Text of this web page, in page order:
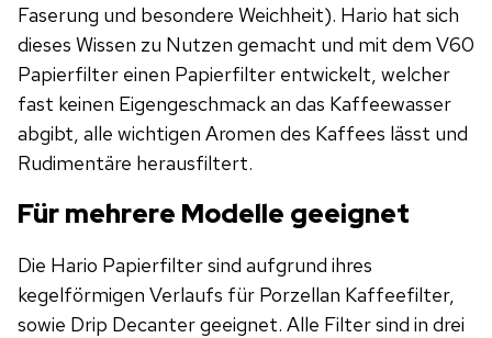
Faserung und besondere Weichheit). Hario hat sich
dieses Wissen zu Nutzen gemacht und mit dem V60
Papierfilter einen Papierfilter entwickelt, welcher
fast keinen Eigengeschmack an das Kaffeewasser
abgibt, alle wichtigen Aromen des Kaffees lässt und
Rudimentäre herausfiltert.
Für mehrere Modelle geeignet
Die Hario Papierfilter sind aufgrund ihres
kegelförmigen Verlaufs für Porzellan Kaffeefilter,
sowie Drip Decanter geeignet. Alle Filter sind in drei